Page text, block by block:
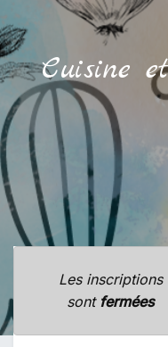
Cuisine
Les inscriptions
sont fermées